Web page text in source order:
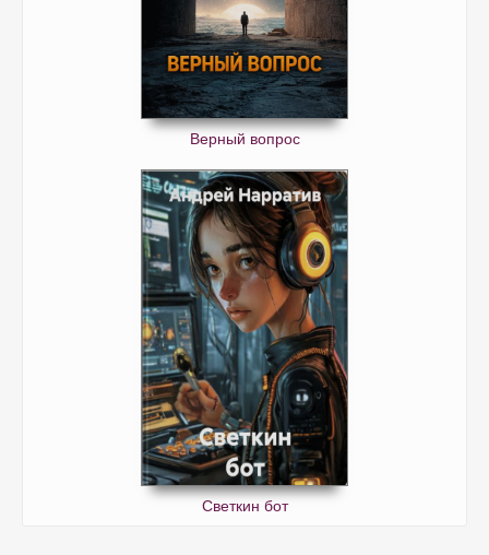
Верный вопрос
Светкин бот